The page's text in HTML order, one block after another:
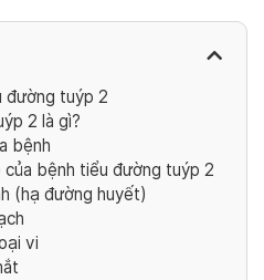
đường tuýp 2
2 là gì?
bệnh
của bệnh tiểu đường tuýp 2
(hạ đường huyết)
vi